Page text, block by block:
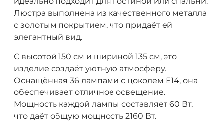
Люстра выполнена из качественного металла
с золотым покрытием, что придаёт ей
элегантный вид.
С высотой 150 см и шириной 135 см, это
изделие создаёт уютную атмосферу.
Оснащённая 36 лампами с цоколем Е14, она
обеспечивает отличное освещение.
Мощность каждой лампы составляет 60 Вт,
что даёт общую мощность 2160 Вт.